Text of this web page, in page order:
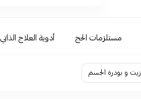
مستلزمات الحج أدوية العلاج الذاتي
زيت و بودرة الجسم